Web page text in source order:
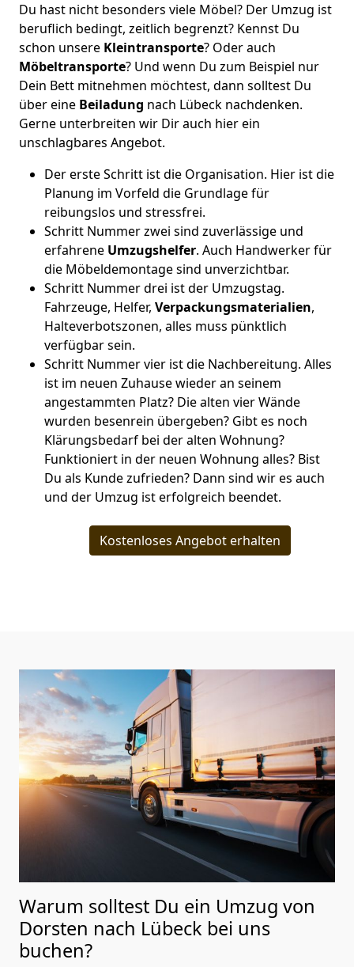
Du hast nicht besonders viele Möbel? Der Umzug ist
beruflich bedingt, zeitlich begrenzt? Kennst Du
schon unsere Kleintransporte? Oder auch
Möbeltransporte? Und wenn Du zum Beispiel nur
Dein Bett mitnehmen möchtest, dann solltest Du
über eine Beiladung nach Lübeck nachdenken.
Gerne unterbreiten wir Dir auch hier ein
unschlagbares Angebot.
Der erste Schritt ist die Organisation. Hier ist die
Planung im Vorfeld die Grundlage für
reibungslos und stressfrei.
Schritt Nummer zwei sind zuverlässige und
erfahrene Umzugshelfer. Auch Handwerker für
die Möbeldemontage sind unverzichtbar.
Schritt Nummer drei ist der Umzugstag.
Fahrzeuge, Helfer, Verpackungsmaterialien,
Halteverbotszonen, alles muss pünktlich
verfügbar sein.
Schritt Nummer vier ist die Nachbereitung. Alles
ist im neuen Zuhause wieder an seinem
angestammten Platz? Die alten vier Wände
wurden besenrein übergeben? Gibt es noch
Klärungsbedarf bei der alten Wohnung?
Funktioniert in der neuen Wohnung alles? Bist
Du als Kunde zufrieden? Dann sind wir es auch
und der Umzug ist erfolgreich beendet.
Kostenloses Angebot erhalten
Warum solltest Du ein Umzug von
Dorsten nach Lübeck bei uns
buchen?